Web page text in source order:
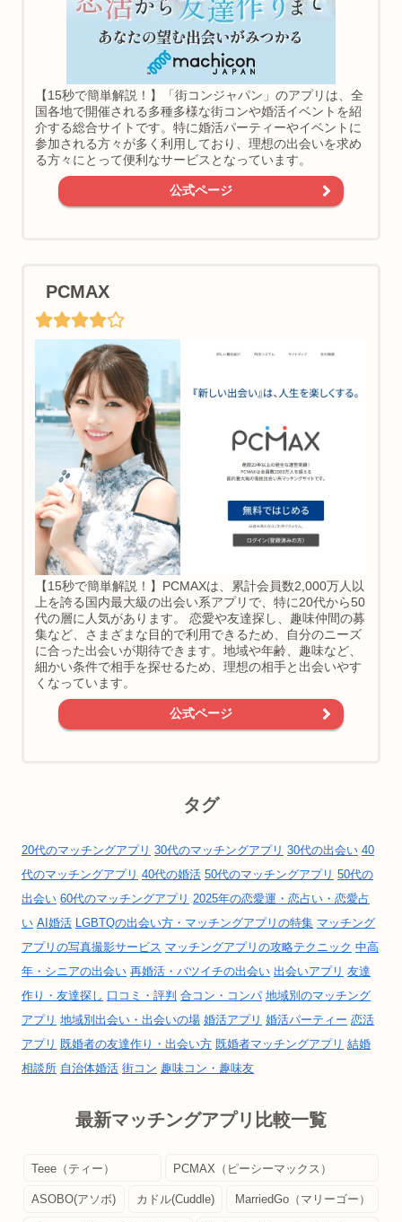
【15秒で簡単解説！】「街コンジャパン」のアプリは、全
国各地で開催される多種多様な街コンや婚活イベントを紹
介する総合サイトです。特に婚活パーティーやイベントに
参加される方々が多く利用しており、理想の出会いを求め
る方々にとって便利なサービスとなっています。
公式ページ
PCMAX
【15秒で簡単解説！】PCMAXは、累計会員数2,000万人以
上を誇る国内最大級の出会い系アプリで、特に20代から50
代の層に人気があります。 恋愛や友達探し、趣味仲間の募
集など、さまざまな目的で利用できるため、自分のニーズ
に合った出会いが期待できます。地域や年齢、趣味など、
細かい条件で相手を探せるため、理想の相手と出会いやす
くなっています。
公式ページ
タグ
20代のマッチングアプリ 30代のマッチングアプリ 30代の出会い 40
代のマッチングアプリ 40代の婚活 50代のマッチングアプリ 50代の
出会い 60代のマッチングアプリ 2025年の恋愛運・恋占い・恋愛占
い AI婚活 LGBTQの出会い方・マッチングアプリの特集 マッチング
アプリの写真撮影サービス マッチングアプリの攻略テクニック 中高
年・シニアの出会い 再婚活・バツイチの出会い 出会いアプリ 友達
作り・友達探し 口コミ・評判 合コン・コンパ 地域別のマッチング
アプリ 地域別出会い・出会いの場 婚活アプリ 婚活パーティー 恋活
アプリ 既婚者の友達作り・出会い方 既婚者マッチングアプリ 結婚
相談所 自治体婚活 街コン 趣味コン・趣味友
最新マッチングアプリ比較一覧
Teee（ティー） PCMAX（ピーシーマックス）
ASOBO(アソボ) カドル(Cuddle) MarriedGo（マリーゴー）